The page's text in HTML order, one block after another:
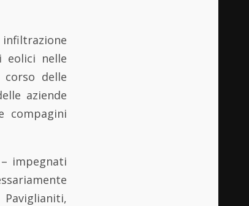
eolici nelle
corso delle
aziende
compagini
impegnati